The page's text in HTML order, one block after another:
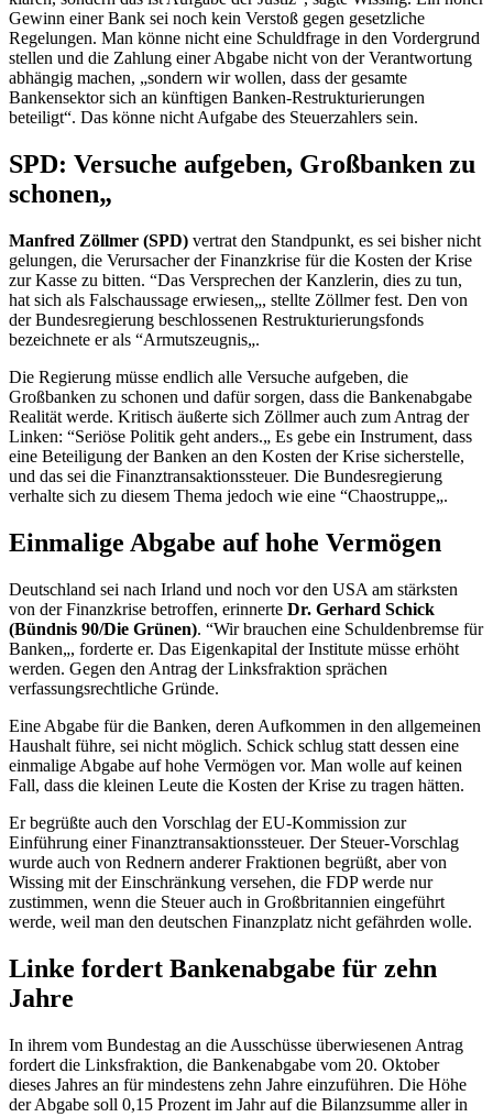
Gewinn einer Bank sei noch kein Verstoß gegen gesetzliche
Regelungen. Man könne nicht eine Schuldfrage in den Vordergrund
stellen und die Zahlung einer Abgabe nicht von der Verantwortung
abhängig machen, „sondern wir wollen, dass der gesamte
Bankensektor sich an künftigen Banken-Restrukturierungen
beteiligt“. Das könne nicht Aufgabe des Steuerzahlers sein.
SPD: Versuche aufgeben, Großbanken zu
schonen„
Manfred Zöllmer (SPD) vertrat den Standpunkt, es sei bisher nicht
gelungen, die Verursacher der Finanzkrise für die Kosten der Krise
zur Kasse zu bitten. “Das Versprechen der Kanzlerin, dies zu tun,
hat sich als Falschaussage erwiesen„, stellte Zöllmer fest. Den von
der Bundesregierung beschlossenen Restrukturierungsfonds
bezeichnete er als “Armutszeugnis„.
Die Regierung müsse endlich alle Versuche aufgeben, die
Großbanken zu schonen und dafür sorgen, dass die Bankenabgabe
Realität werde. Kritisch äußerte sich Zöllmer auch zum Antrag der
Linken: “Seriöse Politik geht anders.„ Es gebe ein Instrument, dass
eine Beteiligung der Banken an den Kosten der Krise sicherstelle,
und das sei die Finanztransaktionssteuer. Die Bundesregierung
verhalte sich zu diesem Thema jedoch wie eine “Chaostruppe„.
Einmalige Abgabe auf hohe Vermögen
Deutschland sei nach Irland und noch vor den USA am stärksten
von der Finanzkrise betroffen, erinnerte Dr. Gerhard Schick
(Bündnis 90/Die Grünen). “Wir brauchen eine Schuldenbremse für
Banken„, forderte er. Das Eigenkapital der Institute müsse erhöht
werden. Gegen den Antrag der Linksfraktion sprächen
verfassungsrechtliche Gründe.
Eine Abgabe für die Banken, deren Aufkommen in den allgemeinen
Haushalt führe, sei nicht möglich. Schick schlug statt dessen eine
einmalige Abgabe auf hohe Vermögen vor. Man wolle auf keinen
Fall, dass die kleinen Leute die Kosten der Krise zu tragen hätten.
Er begrüßte auch den Vorschlag der EU-Kommission zur
Einführung einer Finanztransaktionssteuer. Der Steuer-Vorschlag
wurde auch von Rednern anderer Fraktionen begrüßt, aber von
Wissing mit der Einschränkung versehen, die FDP werde nur
zustimmen, wenn die Steuer auch in Großbritannien eingeführt
werde, weil man den deutschen Finanzplatz nicht gefährden wolle.
Linke fordert Bankenabgabe für zehn
Jahre
In ihrem vom Bundestag an die Ausschüsse überwiesenen Antrag
fordert die Linksfraktion, die Bankenabgabe vom 20. Oktober
dieses Jahres an für mindestens zehn Jahre einzuführen. Die Höhe
der Abgabe soll 0,15 Prozent im Jahr auf die Bilanzsumme aller in